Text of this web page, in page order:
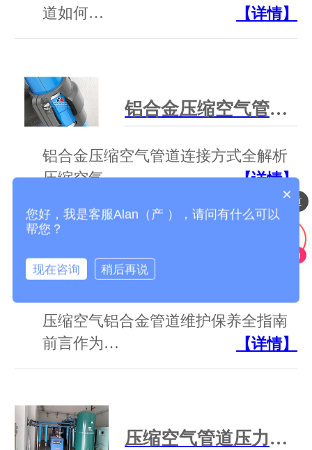
道如何…
【详情】
铝合金压缩空气管道连接方式全解析
铝合金压缩空气管道连接方式全解析
压缩空气…
【详情】
压缩空气铝合金管道维护保养全指南
前言作为…
【详情】
压缩空气管道压力管道范围解析：尺寸、标准与合规指南
压缩空气铝合金管道
×
您好，我是客服Alan（产 ），请问有什么可以
帮您？
现在咨询 稍后再说